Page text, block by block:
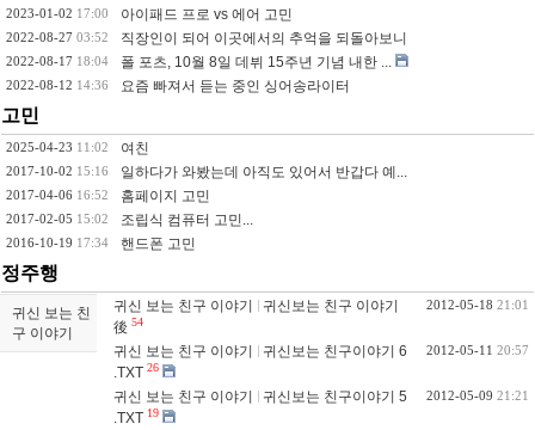
2023-01-02 17:00 아이패드 프로 vs 에어 고민
2022-08-27 03:52 직장인이 되어 이곳에서의 추억을 되돌아보니
2022-08-17 18:04 폴 포츠, 10월 8일 데뷔 15주년 기념 내한 ...
2022-08-12 14:36 요즘 빠져서 듣는 중인 싱어송라이터
고민
2025-04-23 11:02 여친
2017-10-02 15:16 일하다가 와봤는데 아직도 있어서 반갑다 예...
2017-04-06 16:52 홈페이지 고민
2017-02-05 15:02 조립식 컴퓨터 고민...
2016-10-19 17:34 핸드폰 고민
정주행
귀신 보는 친
구 이야기
귀신 보는 친구 이야기
귀신보는 친구 이야기
後 54
2012-05-18 21:01
귀신 보는 친구 이야기
귀신보는 친구이야기 6
.TXT 26
2012-05-11 20:57
귀신 보는 친구 이야기
귀신보는 친구이야기 5
.TXT 19
2012-05-09 21:21